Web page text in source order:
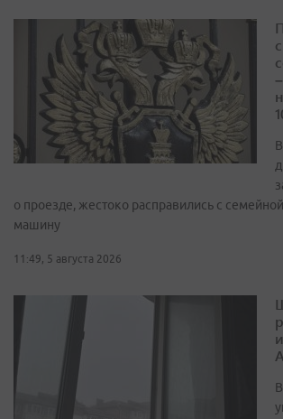
о проезде, жестоко расправились с
машину
11:49, 5 августа 2026